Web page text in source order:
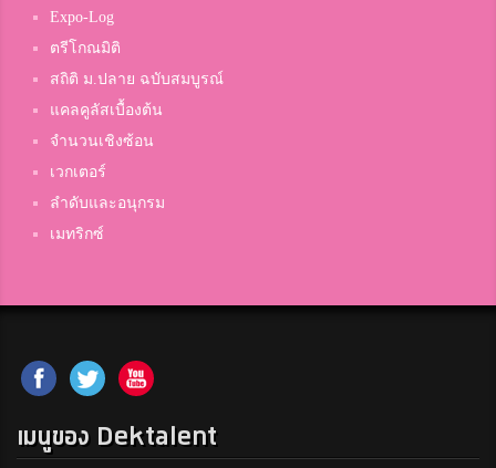
Expo-Log
ตรีโกณมิติ
สถิติ ม.ปลาย ฉบับสมบูรณ์
แคลคูลัสเบื้องต้น
จำนวนเชิงซ้อน
เวกเตอร์
ลำดับและอนุกรม
เมทริกซ์
เมนูของ Dektalent